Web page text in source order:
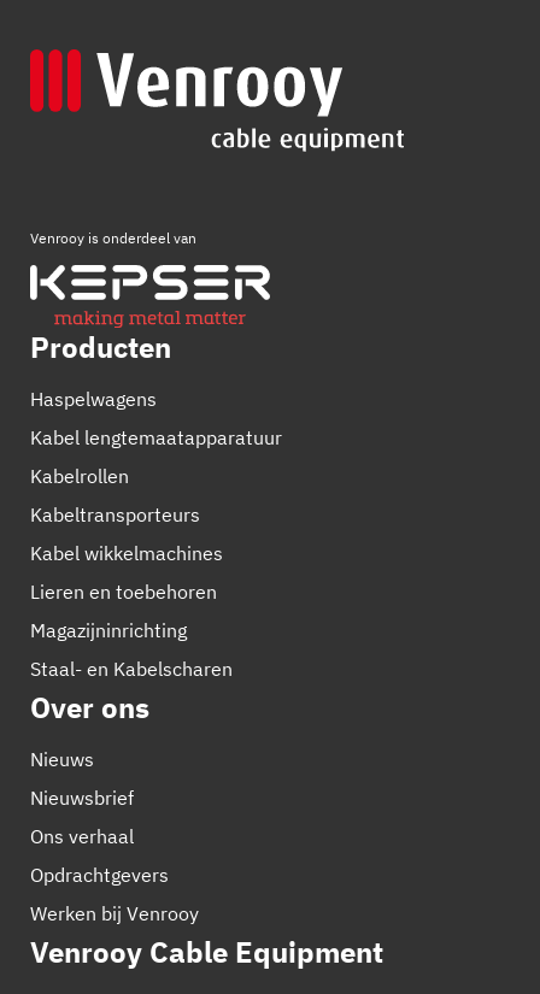
Venrooy is onderdeel van
Producten
Haspelwagens
Kabel lengtemaatapparatuur
Kabelrollen
Kabeltransporteurs
Kabel wikkelmachines
Lieren en toebehoren
Magazijninrichting
Staal- en Kabelscharen
Over ons
Nieuws
Nieuwsbrief
Ons verhaal
Opdrachtgevers
Werken bij Venrooy
Venrooy Cable Equipment